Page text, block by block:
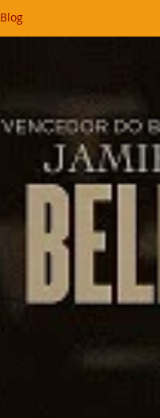
Blog